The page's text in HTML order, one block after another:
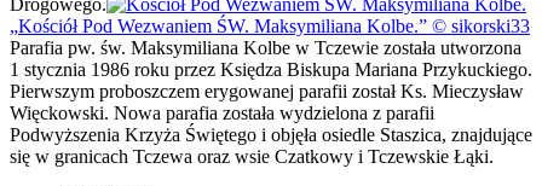
Drogowego.
Kościół Pod Wezwaniem ŚW. Maksymiliana Kolbe.
© sikorski33
Parafia pw. św. Maksymiliana Kolbe w Tczewie została utworzona
1 stycznia 1986 roku przez Księdza Biskupa Mariana Przykuckiego.
Pierwszym proboszczem erygowanej parafii został Ks. Mieczysław
Więckowski. Nowa parafia została wydzielona z parafii
Podwyższenia Krzyża Świętego i objęła osiedle Staszica, znajdujące
się w granicach Tczewa oraz wsie Czatkowy i Tczewskie Łąki.